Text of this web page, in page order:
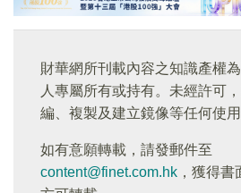
財華網所刊載內容之知識產權
人專屬所有或持有。未經許可
編、複製及建立鏡像等任何使用
如有意願轉載，請發郵件至
content@finet.com.hk ，獲得書